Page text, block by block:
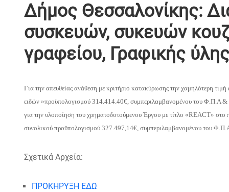
Δήμος Θεσσαλονίκης:
συσκευών, συκευών
γραφείου, Γραφικής
Για την απευθείας ανάθεση με κριτήριο κατακύρωσης την χαμηλότερη
ειδών »προϋπολογισμού 314.414.40€, συμπεριλαμβανομένου του Φ.Π.Α
για την υλοποίηση του χρηματοδοτούμενου Έργου με τίτλο «REACT» στο
συνολικού προϋπολογισμού 327.497,14€, συμπεριλαμβανομένου του
Σχετικά Αρχεία:
ΠΡΟΚΗΡΥΞΗ ΕΔΩ